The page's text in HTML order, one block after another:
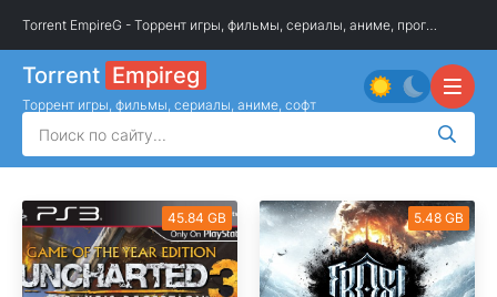
Torrent Empireg
Торрент игры, фильмы, сериалы, аниме, софт
45.84 GB 5.48 GB